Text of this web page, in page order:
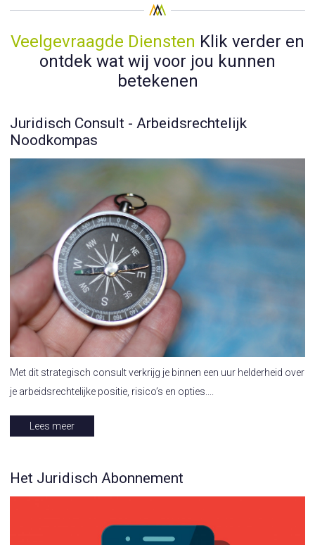
Veelgevraagde Diensten Klik verder en
ontdek wat wij voor jou kunnen
betekenen
Juridisch Consult - Arbeidsrechtelijk
Noodkompas
Met dit strategisch consult verkrijg je binnen een uur helderheid over
je arbeidsrechtelijke positie, risico’s en opties....
Lees meer
Het Juridisch Abonnement